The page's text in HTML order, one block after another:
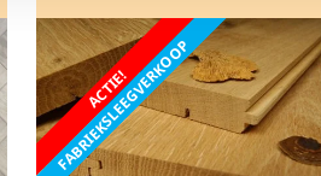
ACTIE!
FABRIEKSLEEGVERKOOP